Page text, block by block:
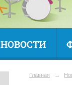
НОВОСТИ
Главная →